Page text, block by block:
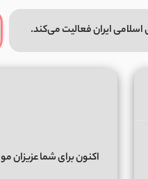
ایران فعالیت می‌کند.